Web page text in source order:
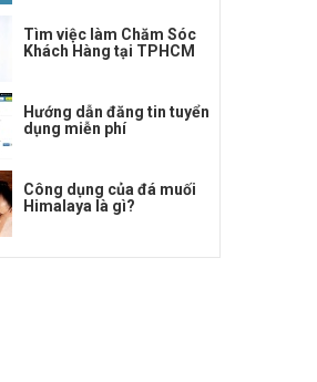
Tìm việc làm Chăm Sóc
Khách Hàng tại TPHCM
Hướng dẫn đăng tin tuyển
dụng miễn phí
Công dụng của đá muối
Himalaya là gì?